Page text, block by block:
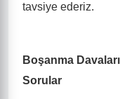
tavsiye ederiz.
Boşanma
Sorular